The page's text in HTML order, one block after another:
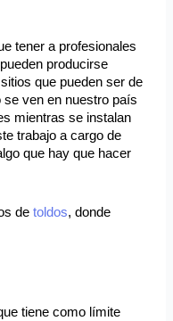
tener a profesionales
producirse
que pueden ser de
ven en nuestro país
mientras se instalan
trabajo a cargo de
que hay que hacer
detoldos, donde
tiene como límite